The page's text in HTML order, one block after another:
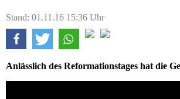
Stand: 01.11.16 15:36 Uhr
Anlässlich des Reformationstages hat die